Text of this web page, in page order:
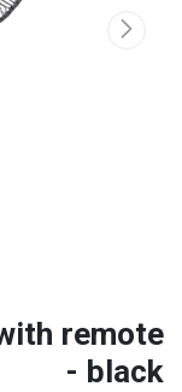
remote
- black